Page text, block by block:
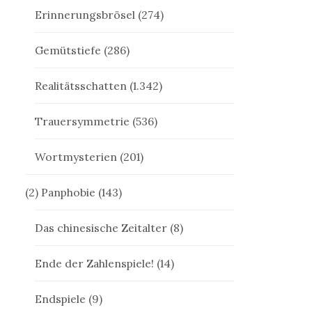
Erinnerungsbrösel (274)
Gemütstiefe (286)
Realitätsschatten (1.342)
Trauersymmetrie (536)
Wortmysterien (201)
(2) Panphobie (143)
Das chinesische Zeitalter (8)
Ende der Zahlenspiele! (14)
Endspiele (9)